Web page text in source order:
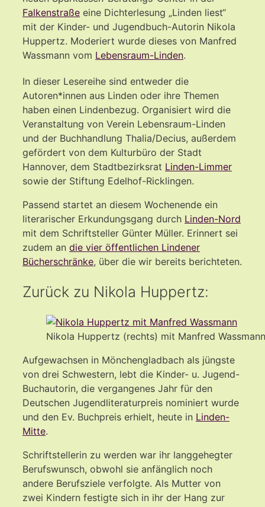
Falkenstraße eine Dichterlesung „Linden liest“
mit der Kinder- und Jugendbuch-Autorin Nikola
Huppertz. Moderiert wurde dieses von Manfred
Wassmann vom Lebensraum-Linden.
In dieser Lesereihe sind entweder die
Autoren*innen aus Linden oder ihre Themen
haben einen Lindenbezug. Organisiert wird die
Veranstaltung von Verein Lebensraum-Linden
und der Buchhandlung Thalia/Decius, außerdem
gefördert von dem Kulturbüro der Stadt
Hannover, dem Stadtbezirksrat Linden-Limmer
sowie der Stiftung Edelhof-Ricklingen.
Passend startet an diesem Wochenende ein
literarischer Erkundungsgang durch Linden-Nord
mit dem Schriftsteller Günter Müller. Erinnert sei
zudem an die vier öffentlichen Lindener
Bücherschränke, über die wir bereits berichteten.
Zurück zu Nikola Huppertz:
Nikola Huppertz (rechts) mit Manfred Wassmann
Aufgewachsen in Mönchengladbach als jüngste
von drei Schwestern, lebt die Kinder- u. Jugend-
Buchautorin, die vergangenes Jahr für den
Deutschen Jugendliteraturpreis nominiert wurde
und den Ev. Buchpreis erhielt, heute in Linden-
Mitte.
Schriftstellerin zu werden war ihr langgehegter
Berufswunsch, obwohl sie anfänglich noch
andere Berufsziele verfolgte. Als Mutter von
zwei Kindern festigte sich in ihr der Hang zur